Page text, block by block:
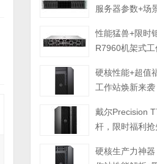
服务器参数+场
性能猛兽+限时
R7960机架式
硬核性能+超值
工作站焕新来袭
戴尔Precision
杆，限时福利抢
硬核生产力神